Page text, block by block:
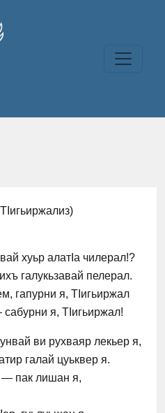
хуьр алатIа чилерал!?
галукьзавай пелерал.
гапурни я, ТIигьиржал
я, ТIигьиржал!
ви рухваяр лекьер я,
галай цуьквер я.
— пак лишан я,